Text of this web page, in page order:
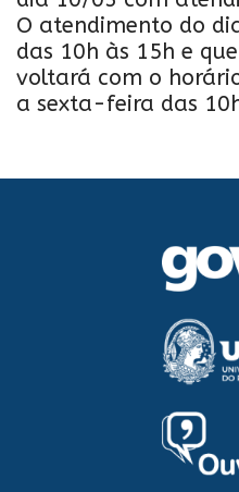
O atendimento do
das 10h às 15h e
voltará com o
a sexta-feira das